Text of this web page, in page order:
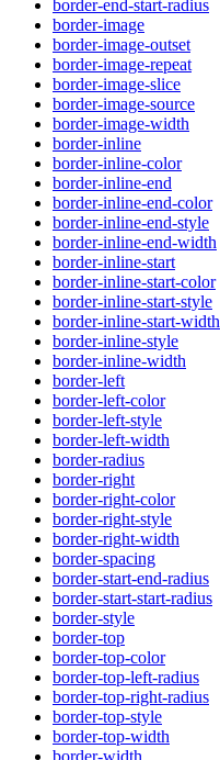
border-end-start-radius
border-image
border-image-outset
border-image-repeat
border-image-slice
border-image-source
border-image-width
border-inline
border-inline-color
border-inline-end
border-inline-end-color
border-inline-end-style
border-inline-end-width
border-inline-start
border-inline-start-color
border-inline-start-style
border-inline-start-width
border-inline-style
border-inline-width
border-left
border-left-color
border-left-style
border-left-width
border-radius
border-right
border-right-color
border-right-style
border-right-width
border-spacing
border-start-end-radius
border-start-start-radius
border-style
border-top
border-top-color
border-top-left-radius
border-top-right-radius
border-top-style
border-top-width
border-width